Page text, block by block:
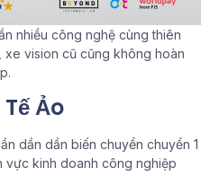
nhiều công nghệ cùng thiên
xe vision cũ cũng không hoàn
Ảo
dần dần biến chuyển chuyển 1
vực kinh doanh công nghiệp